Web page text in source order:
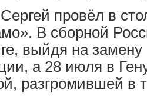
провёл в
В сборной
выйдя на
а 28 июля в
разгромившей в